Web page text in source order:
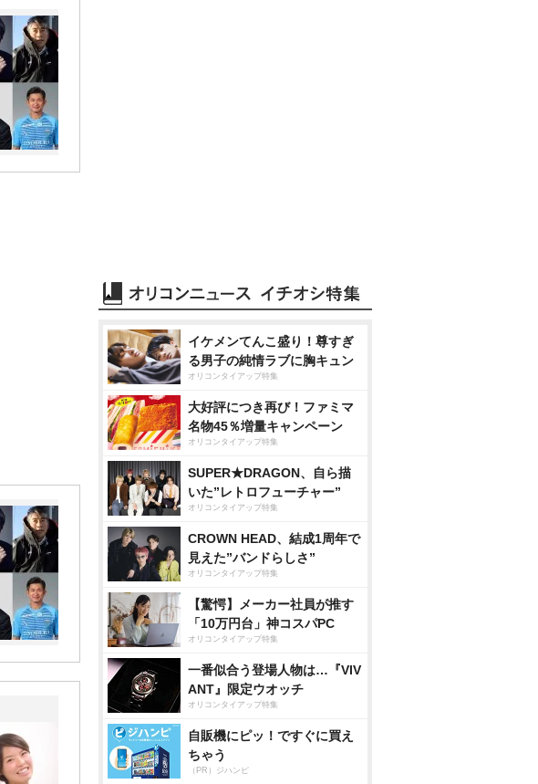
イケメンてんこ盛り！尊すぎ
る男子の純情ラブに胸キュン
オリコンタイアップ特集
大好評につき再び！ファミマ
名物45％増量キャンペーン
オリコンタイアップ特集
SUPER★DRAGON、自ら描
いた”レトロフューチャー”
オリコンタイアップ特集
CROWN HEAD、結成1周年で
見えた”バンドらしさ”
オリコンタイアップ特集
【驚愕】メーカー社員が推す
「10万円台」神コスパPC
オリコンタイアップ特集
一番似合う登場人物は…『VIV
ANT』限定ウオッチ
オリコンタイアップ特集
自販機にピッ！ですぐに買え
ちゃう
（PR）ジハンピ